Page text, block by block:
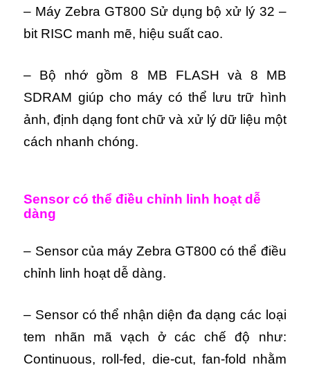
– Máy Zebra GT800 Sử dụng bộ xử lý 32 –
bit RISC manh mẽ, hiệu suất cao.
– Bộ nhớ gồm 8 MB FLASH và 8 MB
SDRAM giúp cho máy có thể lưu trữ hình
ảnh, định dạng font chữ và xử lý dữ liệu một
cách nhanh chóng.
Sensor có thể điều chỉnh linh hoạt dễ
dàng
– Sensor của máy Zebra GT800 có thể điều
chỉnh linh hoạt dễ dàng.
– Sensor có thể nhận diện đa dạng các loại
tem nhãn mã vạch ở các chế độ như:
Continuous, roll-fed, die-cut, fan-fold nhằm